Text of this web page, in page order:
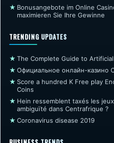
★ Bonusangebote im Online
maximieren Sie Ihre Gewinne
TRENDING UPDATES
★ The Complete Guide to
★ Официальное онлайн-казино
★ Score a hundred K Free play
Coins
★ Hein ressemblent taxés les
ambiguïté dans Centrafrique ?
★ Coronavirus disease 2019